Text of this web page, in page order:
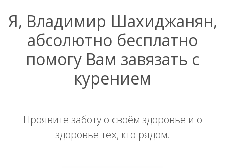
Я, Владимир Шахиджанян,
абсолютно бесплатно
помогу Вам завязать с
курением
Проявите заботу о своём здоровье и о
здоровье тех, кто рядом.